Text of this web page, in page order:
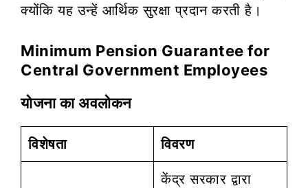
क्योंकि यह उन्हें आर्थिक सुरक्षा प्रदान करती है।
Minimum Pension Guarantee for
Central Government Employees
योजना का अवलोकन
विशेषता विवरण
केंद्र सरकार द्वारा